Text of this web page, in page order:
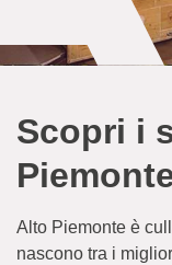
Scopri i
Alto Piemonte è
nascono tra i